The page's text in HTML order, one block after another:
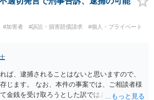
#加害者 #訴訟・損害賠償請求 #個人・プライベート
ば、逮捕されることはないと思いますので、
じます。 なお、本件の事案では、ご相談者様
金銭を受け取ろうとした訳ではありませんの